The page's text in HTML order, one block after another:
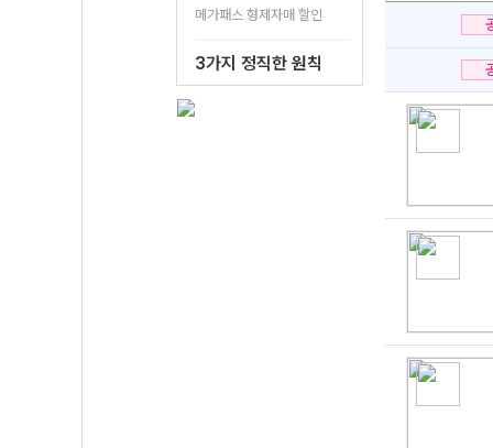
메가패스 형제자매 할인
3가지 정직한 원칙